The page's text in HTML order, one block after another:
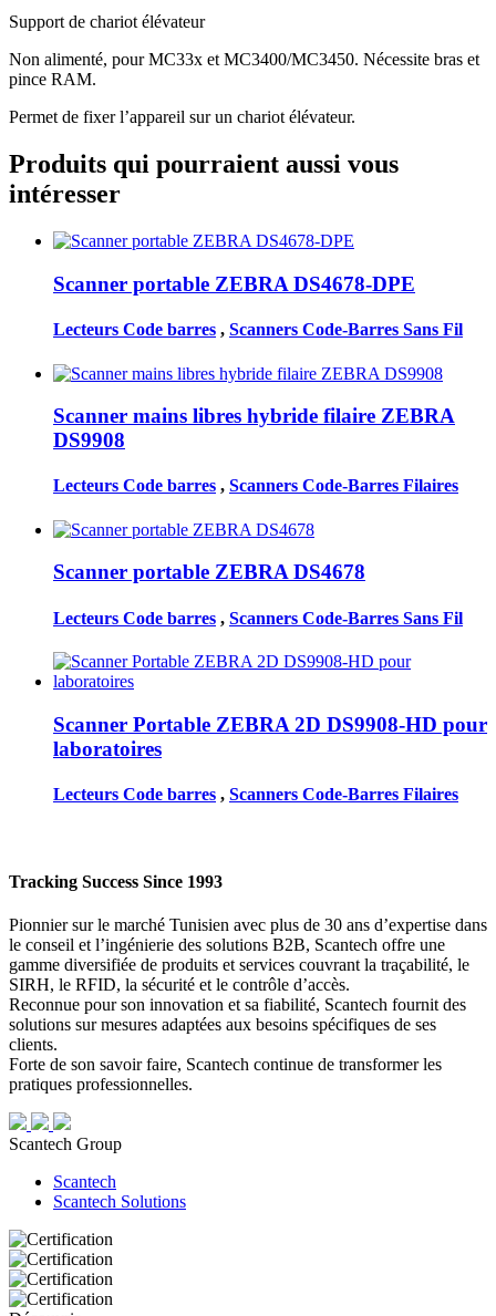
Support de chariot élévateur
Non alimenté, pour MC33x et MC3400/MC3450. Nécessite bras et
pince RAM.
Permet de fixer l’appareil sur un chariot élévateur.
Produits qui pourraient aussi vous
intéresser
Scanner portable ZEBRA DS4678-DPE
Lecteurs Code barres , Scanners Code-Barres Sans Fil
Scanner mains libres hybride filaire ZEBRA
DS9908
Lecteurs Code barres , Scanners Code-Barres Filaires
Scanner portable ZEBRA DS4678
Lecteurs Code barres , Scanners Code-Barres Sans Fil
Scanner Portable ZEBRA 2D DS9908-HD pour
laboratoires
Lecteurs Code barres , Scanners Code-Barres Filaires
Tracking Success Since 1993
Pionnier sur le marché Tunisien avec plus de 30 ans d’expertise dans
le conseil et l’ingénierie des solutions B2B, Scantech offre une
gamme diversifiée de produits et services couvrant la traçabilité, le
SIRH, le RFID, la sécurité et le contrôle d’accès.
Reconnue pour son innovation et sa fiabilité, Scantech fournit des
solutions sur mesures adaptées aux besoins spécifiques de ses
clients.
Forte de son savoir faire, Scantech continue de transformer les
pratiques professionnelles.
Scantech Group
Scantech
Scantech Solutions